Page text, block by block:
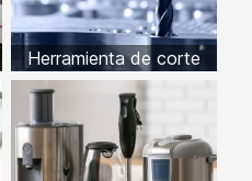
Herramienta de corte